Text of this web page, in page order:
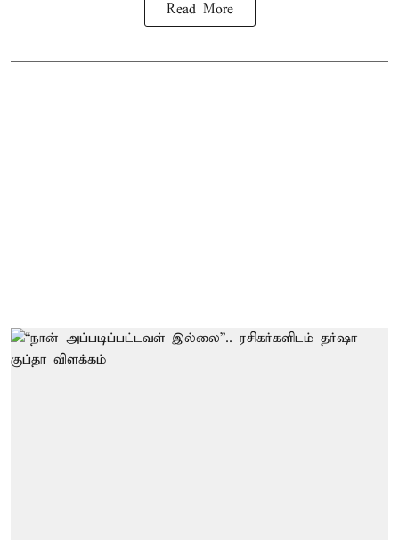
Read More